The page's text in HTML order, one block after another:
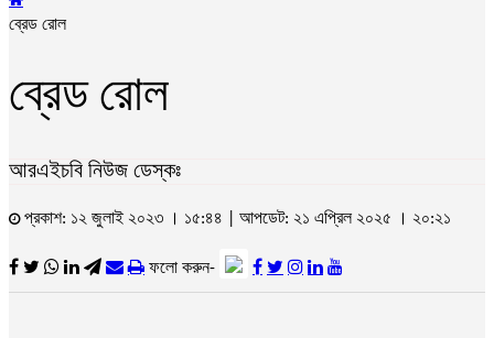
ব্রেড রোল
ব্রেড রোল
আরএইচবি নিউজ ডেস্কঃ
প্রকাশ: ১২ জুলাই ২০২৩ । ১৫:৪৪ | আপডেট: ২১ এপ্রিল ২০২৫ । ২০:২১
ফলো করুন-